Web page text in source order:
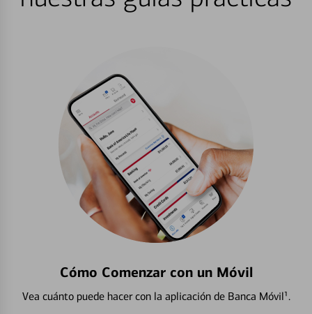
Cómo Comenzar con un Móvil
Vea cuánto puede hacer con la aplicación de Banca Móvil¹.